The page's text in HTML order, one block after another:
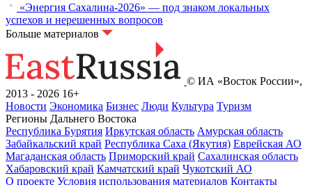
«Энергия Сахалина-2026» — под знаком локальных
успехов и нерешенных вопросов
Больше материалов
© ИА «Восток России»,
2013 - 2026 16+
Новости Экономика Бизнес Люди Культура Туризм
Регионы Дальнего Востока
Республика Бурятия Иркутская область Амурская область
Забайкальский край Республика Саха (Якутия) Еврейская АО
Магаданская область Приморский край Сахалинская область
Хабаровский край Камчатский край Чукотский АО
О проекте Условия использования материалов Контакты